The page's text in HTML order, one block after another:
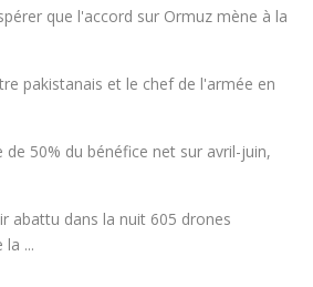
que l'accord sur Ormuz mène à la
pakistanais et le chef de l'armée en
de 50% du bénéfice net sur avril-juin,
abattu dans la nuit 605 drones
la ...